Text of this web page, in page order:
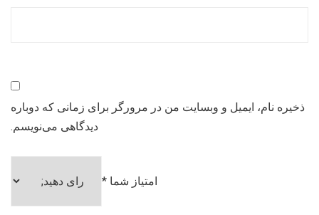
ذخیره نام، ایمیل و وبسایت من در مرورگر برای زمانی که دوباره
دیدگاهی می‌نویسم.
امتیاز شما *